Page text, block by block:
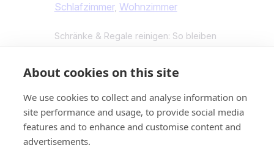
Schlafzimmer, Wohnzimmer
Schränke & Regale reinigen: So bleiben
ob in der Küche, im Schlafzimmer oder
im Büro. Besonders in wenig genutzten
Bereichen sammeln sich schnell Staub,
Krümel und manchmal sogar
About cookies on this site
We use cookies to collect and analyse information on
site performance and usage, to provide social media
features and to enhance and customise content and
advertisements.